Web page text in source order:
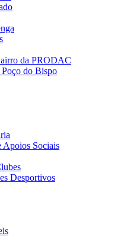
da PRODAC
do Bispo
Apoios Sociais
Desportivos